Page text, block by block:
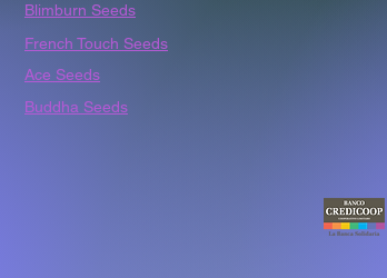
Blimburn Seeds
French Touch Seeds
Ace Seeds
Buddha Seeds